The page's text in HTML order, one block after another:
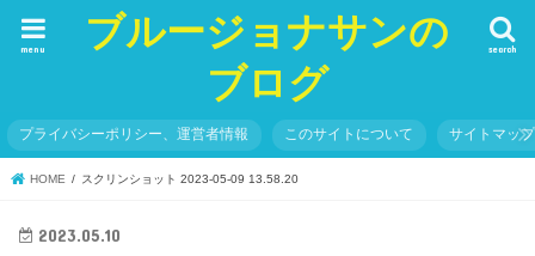
ブルージョナサンの
ブログ
search
menu
プライバシーポリシー、運営者情報 このサイトについて サイトマップ
HOME スクリンショット 2023-05-09 13.58.20
2023.05.10